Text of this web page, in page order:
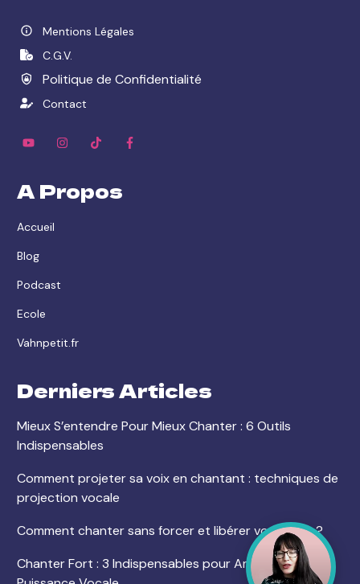
Mentions Légales
C.G.V.
Politique de Confidentialité
Contact
A Propos
Accueil
Blog
Podcast
Ecole
Vahnpetit.fr
Derniers Articles
Mieux S’entendre Pour Mieux Chanter : 6 Outils
Indispensables
Comment projeter sa voix en chantant : techniques de
projection vocale
Comment chanter sans forcer et libérer votre voix ?
Chanter Fort : 3 Indispensables pour Améliorer votre